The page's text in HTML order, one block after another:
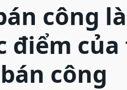
công
điểm
bán công